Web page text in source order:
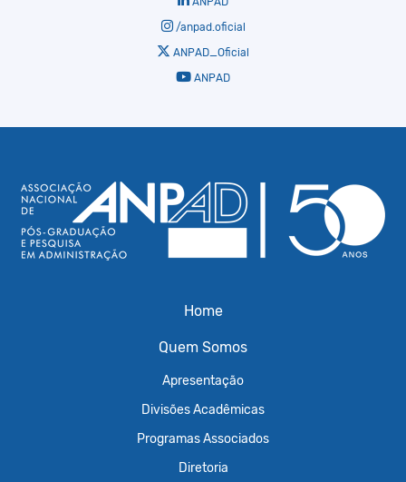
/anpad.oficial
ANPAD_Oficial
ANPAD
Home
Quem Somos
Apresentação
Divisões Acadêmicas
Programas Associados
Diretoria